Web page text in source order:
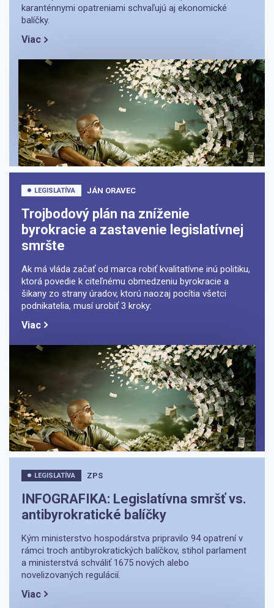
karanténnymi opatreniami schvaľujú aj ekonomické
balíčky.
Viac
LEGISLATÍVA JÁN ORAVEC
Trojbodový plán na zníženie
byrokracie a zastavenie legislatívnej
smršte
Ak má vláda začať od marca robiť kvalitatívne inú politiku,
ktorá povedie k citeľnému obmedzeniu byrokracie a
šikany zo strany úradov, ktorú naozaj pocítia všetci
podnikatelia, musí urobiť 3 kroky:
Viac
LEGISLATÍVA ZPS
INFOGRAFIKA: Legislatívna smršť vs.
antibyrokratické balíčky
Kým ministerstvo hospodárstva pripravilo 94 opatrení v
rámci troch antibyrokratických balíčkov, stihol parlament
a ministerstvá schváliť 1675 nových alebo
novelizovaných regulácií.
Viac